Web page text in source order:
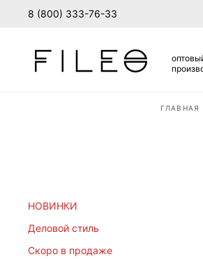
8 (800) 333-76-33
Для
ГЛАВНАЯ
НОВИНКИ
Деловой стиль
Скоро в продаже